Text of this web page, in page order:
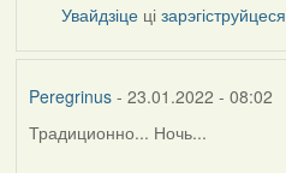
Увайдзіце цізарэгіструйцеся
Peregrinus- 23.01.2022 - 08:02
Традиционно... Ночь...